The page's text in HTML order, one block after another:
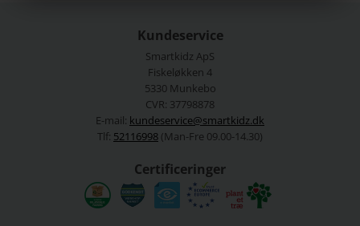
Kundeservice
Smartkidz ApS
Fiskeløkken 4
5330 Munkebo
CVR: 37798878
E-mail: kundeservice@smartkidz.dk
Tlf: 52116998 (Man-Fre 09.00-14.30)
Certificeringer